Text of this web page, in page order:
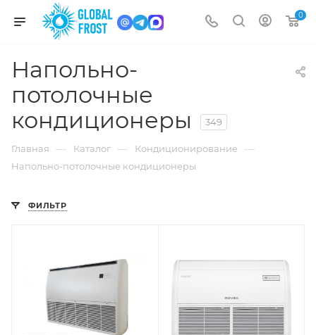
0
Напольно-
потолочные
кондиционеры
349
Главная — Каталог — Кондиционирование —
Напольно-потолочные кондиционеры
ФИЛЬТР